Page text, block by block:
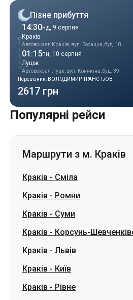
Пізне прибуття
14:30нд, 9 серпня
Краків
Автовокзал Краків, вул. Босацка, буд. 18
01:15пн, 10 серпня
Луцьк
Автовокзал Луцк, вул. Конякіна, буд. 39
Перевізник: ВОЛОДИМИР-ТРАНС ТзОВ
2617 грн
Популярні рейси
Маршрути з м. Краків
Краків - Сміла
Краків - Ромни
Краків - Суми
Краків - Корсунь-
Краків - Львів
Краків - Київ
Краків - Рівне